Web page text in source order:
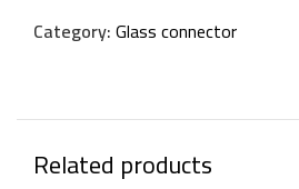
Category:Glass connector
Related products